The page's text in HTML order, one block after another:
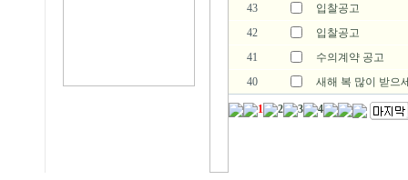
43
입찰공고
42
입찰공고
41
수의계약 공고
40
새해 복 많이 받으
1 2 3 4